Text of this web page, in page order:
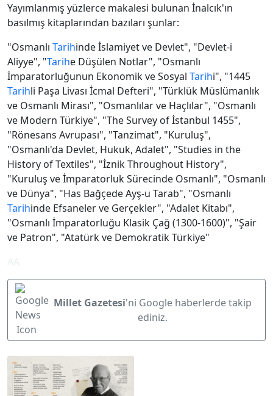
Yayımlanmış yüzlerce makalesi bulunan İnalcık'ın
basılmış kitaplarından bazıları şunlar:
"Osmanlı Tarihinde İslamiyet ve Devlet", "Devlet-i
Aliyye", "Tarihe Düşülen Notlar", "Osmanlı
İmparatorluğunun Ekonomik ve Sosyal Tarihi", "1445
Tarihli Paşa Livası İcmal Defteri", "Türklük Müslümanlık
ve Osmanlı Mirası", "Osmanlılar ve Haçlılar", "Osmanlı
ve Modern Türkiye", "The Survey of İstanbul 1455",
"Rönesans Avrupası", "Tanzimat", "Kuruluş",
"Osmanlı'da Devlet, Hukuk, Adalet", "Studies in the
History of Textiles", "İznik Throughout History",
"Kuruluş ve İmparatorluk Sürecinde Osmanlı", "Osmanlı
ve Dünya", "Has Bağçede Ayş-u Tarab", "Osmanlı
Tarihinde Efsaneler ve Gerçekler", "Adalet Kitabı",
"Osmanlı İmparatorluğu Klasik Çağ (1300-1600)", "Şair
ve Patron", "Atatürk ve Demokratik Türkiye"
Millet Gazetesi'ni Google haberlerde takip
ediniz.